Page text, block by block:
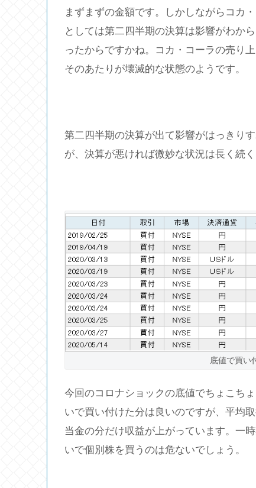
まずまずの金額です。しかしながらコカ
としては第二四半期の決算は影響がわか
ったからですかね。コカ・コーラの売り
そのあたりが壊滅的な状態のようです。
第二四半期の決算が出て影響がはっきり
が、決算が悪ければ微妙な状況は長く続
底値で買い
今回のコロナショックの底値でちょこち
いで買い付けた分は良いのですが、平均
当金の分だけ収益が上がっています。一
いで個別株を買うのは危ないでしょう。